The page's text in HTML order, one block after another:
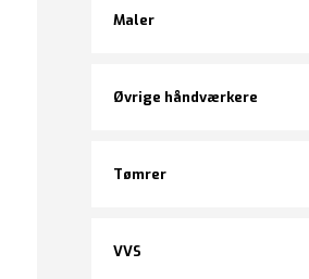
Maler
Øvrige håndværkere
Tømrer
VVS